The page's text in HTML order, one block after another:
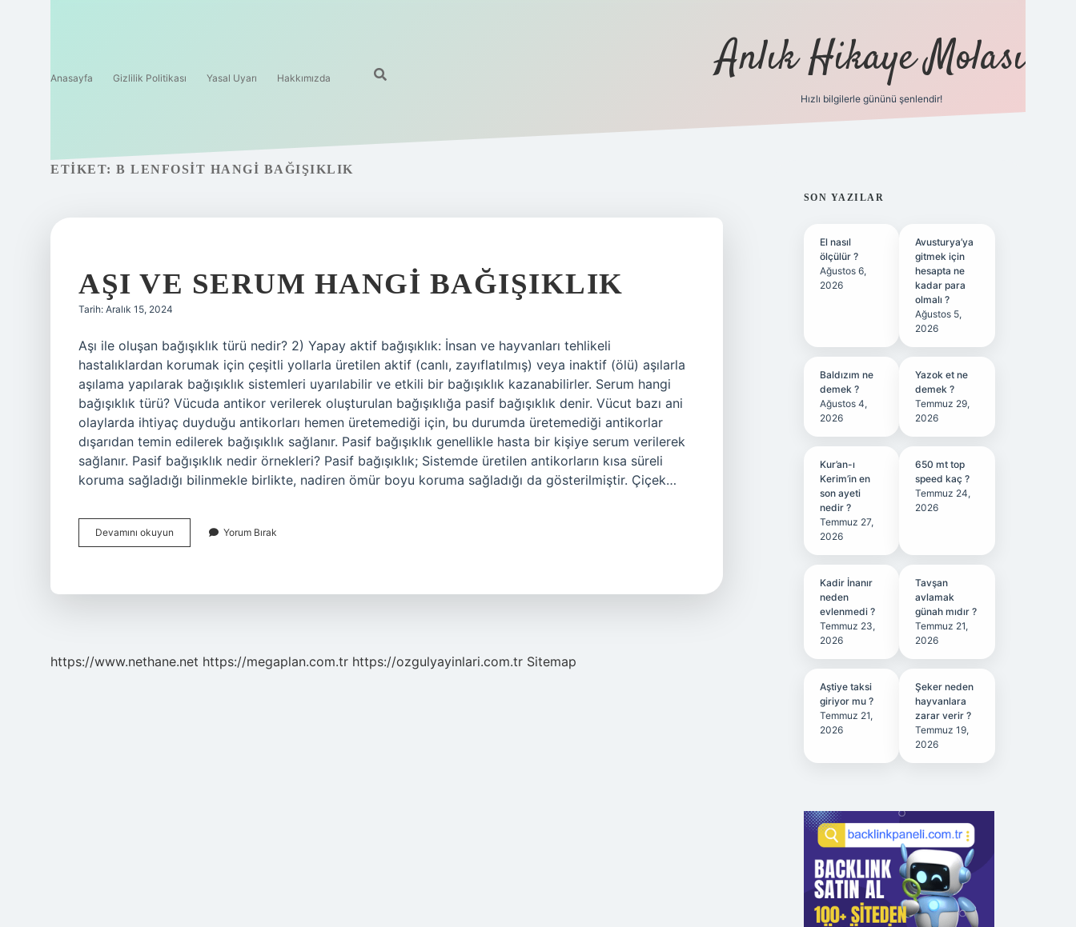
Anasayfa Gizlilik Politikası Yasal Uyarı Hakkımızda Anlık Hikaye Molası
Hızlı bilgilerle gününü şenlendir!
ETIKET: B LENFOSIT HANGI BAĞIŞIKLIK
AŞI VE SERUM HANGI BAĞIŞIKLIK
Tarih: Aralık 15, 2024
Aşı ile oluşan bağışıklık türü nedir? 2) Yapay aktif bağışıklık: İnsan ve hayvanları tehlikeli
hastalıklardan korumak için çeşitli yollarla üretilen aktif (canlı, zayıflatılmış) veya inaktif (ölü) aşılarla
aşılama yapılarak bağışıklık sistemleri uyarılabilir ve etkili bir bağışıklık kazanabilirler. Serum hangi
bağışıklık türü? Vücuda antikor verilerek oluşturulan bağışıklığa pasif bağışıklık denir. Vücut bazı ani
olaylarda ihtiyaç duyduğu antikorları hemen üretemediği için, bu durumda üretemediği antikorlar
dışarıdan temin edilerek bağışıklık sağlanır. Pasif bağışıklık genellikle hasta bir kişiye serum verilerek
sağlanır. Pasif bağışıklık nedir örnekleri? Pasif bağışıklık; Sistemde üretilen antikorların kısa süreli
koruma sağladığı bilinmekle birlikte, nadiren ömür boyu koruma sağladığı da gösterilmiştir. Çiçek…
Devamını okuyun
Ve
Yorum Bırak
https://www.nethane.net https://megaplan.com.tr https://ozgulyayinlari.com.tr Sitemap
SIDEBAR
SON YAZILAR
El nasıl
ölçülür ?
Ağustos 6,
2026
Avusturya’ya
gitmek için
hesapta ne
kadar para
olmalı ?
Ağustos 5,
2026
Baldızım ne
demek ?
Ağustos 4,
2026
Yazok et ne
demek ?
Temmuz 29,
2026
Kur’an-ı
Kerim’in en
son ayeti
nedir ?
Temmuz 27,
2026
650 mt top
speed kaç ?
Temmuz 24,
2026
Kadir İnanır
neden
evlenmedi ?
Temmuz 23,
2026
Tavşan
avlamak
günah mıdır ?
Temmuz 21,
2026
Aştiye taksi
giriyor mu ?
Temmuz 21,
2026
Şeker neden
hayvanlara
zarar verir ?
Temmuz 19,
2026